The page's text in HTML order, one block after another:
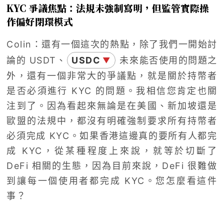
KYC 爭議焦點：法規未強制寫明，但監管實際操
作偏好閉環模式
Colin：還有一個這次的熱點，除了我們一開始討
論的 USDT、
USDC ▼
未來能否使用的問題之
外，還有一個非常大的爭議點，就是關於持幣者
是否必須進行 KYC 的問題。我相信您肯定也關
注到了。因為看起來無論是在美國、新加坡還是
歐盟的法規中，都沒有明確強制要求所有持幣者
必須完成 KYC。如果香港這邊真的要所有人都完
成 KYC，從某種程度上來說，就等於切斷了
DeFi 相關的生態，因為目前來說，DeFi 很難做
到讓每一個使用者都完成 KYC。您怎麼看這件
事？